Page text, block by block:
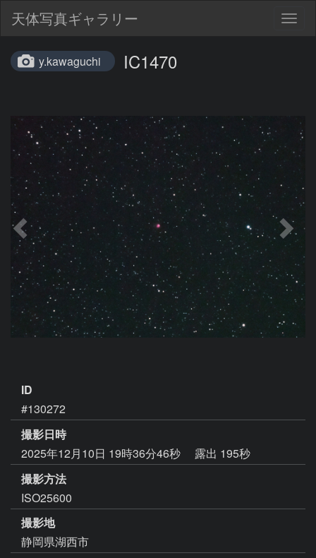
天体写真ギャラリー
y.kawaguchi IC1470
ID
#130272
撮影日時
2025年12月10日 19時36分46秒
露出 195秒
撮影方法
ISO25600
撮影地
静岡県湖西市